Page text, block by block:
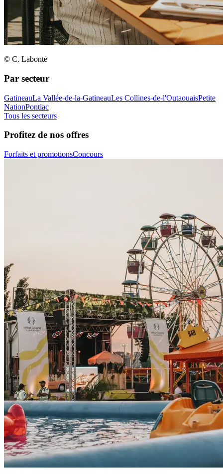
© C. Labonté
Par secteur
GatineauLa Vallée-de-la-GatineauLes Collines-de-l'OutaouaisPetite
NationPontiac
Tous les secteurs
Profitez de nos offres
Forfaits et promotionsConcours